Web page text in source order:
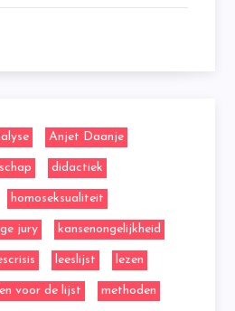
Anjet Daanje
didactiek
homoseksualiteit
jury kansenongelijkheid
leeslijst lezen
voor de lijst methoden